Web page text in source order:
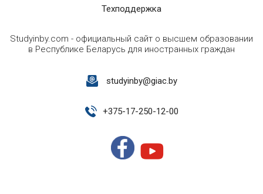
Техподдержка
Studyinby.com - официальный сайт о высшем образовании
в Республике Беларусь для иностранных граждан
studyinby@giac.by
+375-17-250-12-00